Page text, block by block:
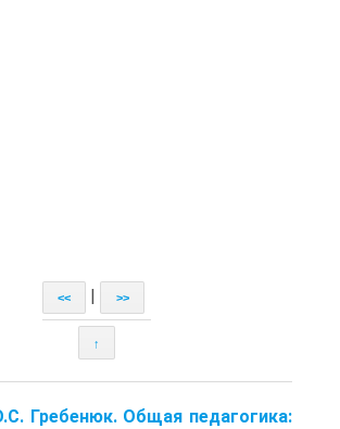
<< >>
↑
Гребенюк. Общая педагогика: